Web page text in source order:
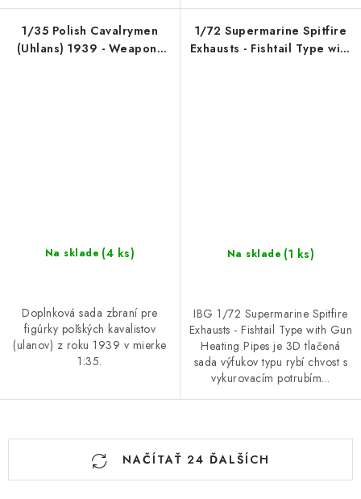
1/35 Polish Cavalrymen
(Uhlans) 1939 - Weapons
Na sklade (4 ks)
Doplnková sada zbraní pre
figúrky poľských kavalistov
(ulanov) z roku 1939 v mierke
1:35.
1/72 Supermarine Spitfire
Exhausts - Fishtail Type with
Na sklade (1 ks)
IBG 1/72 Supermarine Spitfire
Exhausts - Fishtail Type with Gun
Heating Pipes je 3D tlačená
sada výfukov typu rybí chvost s
vykurovacím potrubím...
O
NAČÍTAŤ 24 ĎALŠÍCH